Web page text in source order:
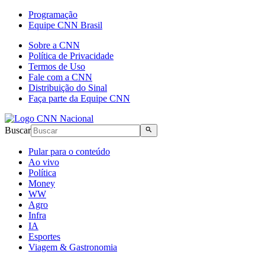
Programação
Equipe CNN Brasil
Sobre a CNN
Política de Privacidade
Termos de Uso
Fale com a CNN
Distribuição do Sinal
Faça parte da Equipe CNN
Buscar
Pular para o conteúdo
Ao vivo
Política
Money
WW
Agro
Infra
IA
Esportes
Viagem & Gastronomia